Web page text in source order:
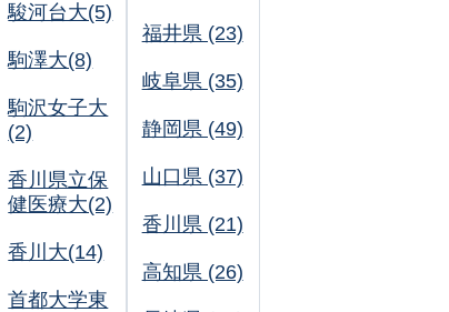
駿河台大(5)
駒澤大(8)
駒沢女子大
(2)
香川県立保
健医療大(2)
香川大(14)
首都大学東
福井県 (23)
岐阜県 (35)
静岡県 (49)
山口県 (37)
香川県 (21)
高知県 (26)